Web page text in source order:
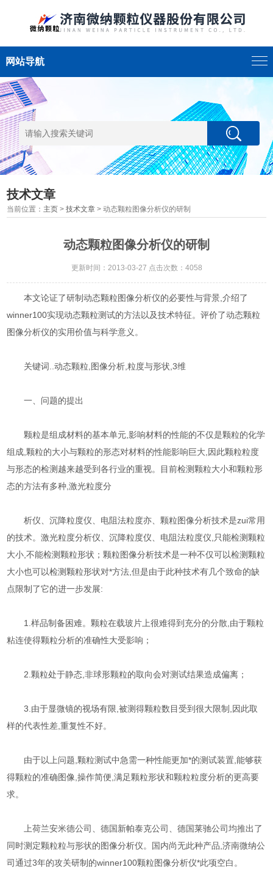
网站导航
技术文章
当前位置： 主页 >技术文章 > 动态颗粒图像分析仪的研制
动态颗粒图像分析仪的研制
更新时间：2013-03-27 点击次数：4058
本文论证了研制动态颗粒图像分析仪的必要性与背景,介绍了
winner100实现动态颗粒测试的方法以及技术特征。评价了动态颗粒
图像分析仪的实用价值与科学意义。
关键词..动态颗粒,图像分析,粒度与形状,3维
一、问题的提出
颗粒是组成材料的基本单元,影响材料的性能的不仅是颗粒的化学
组成,颗粒的大小与颗粒的形态对材料的性能影响巨大,因此颗粒粒度
与形态的检测越来越受到各行业的重视。目前检测颗粒大小和颗粒形
态的方法有多种,激光粒度分
析仪、沉降粒度仪、电阻法粒度亦、颗粒图像分析技术是zui常用
的技术。激光粒度分析仪、沉降粒度仪、电阻法粒度仪,只能检测颗粒
大小,不能检测颗粒形状；颗粒图像分析技术是一种不仅可以检测颗粒
大小也可以检测颗粒形状对*方法,但是由于此种技术有几个致命的缺
点限制了它的进一步发展:
1.样品制备困难。颗粒在载玻片上很难得到充分的分散,由于颗粒
粘连使得颗粒分析的准确性大受影响；
2.颗粒处于静态,非球形颗粒的取向会对测试结果造成偏离；
3.由于显微镜的视场有限,被测得颗粒数目受到很大限制,因此取
样的代表性差,重复性不好。
由于以上问题,颗粒测试中急需一种性能更加*的测试装置,能够获
得颗粒的准确图像,操作简便,满足颗粒形状和颗粒粒度分析的更高要
求。
上荷兰安米德公司、德国新帕泰克公司、德国莱驰公司均推出了
同时测定颗粒粒与形状的图像分析仪。国内尚无此种产品,济南微纳公
司通过3年的攻关研制的winner100颗粒图像分析仪*此项空白。